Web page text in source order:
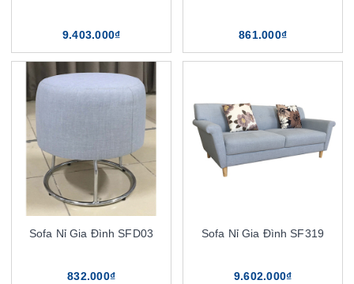
9.403.000₫ 861.000₫
Sofa Nỉ Gia Đình SFD03
832.000₫
Sofa Nỉ Gia Đình SF319
9.602.000₫